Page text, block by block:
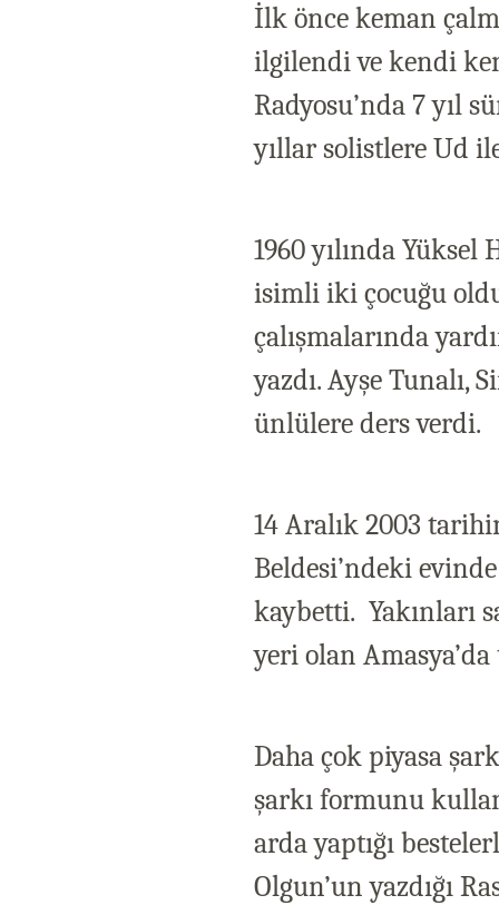
İlk önce keman
ilgilendi ve kendi
Radyosu’nda 7 yıl
yıllar solistlere Ud
1960 yılında Yüksel
isimli iki çocuğu
çalışmalarında
yazdı. Ayşe Tunalı,
ünlülere ders verdi.
14 Aralık 2003
Beldesi’ndeki
kaybetti. Yakınları
yeri olan
Daha çok piyasa
şarkı formunu
arda yaptığı
Olgun’un yazdığı